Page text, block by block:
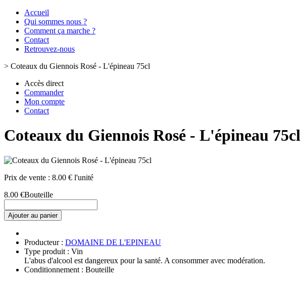
Accueil
Qui sommes nous ?
Comment ça marche ?
Contact
Retrouvez-nous
> Coteaux du Giennois Rosé - L'épineau 75cl
Accès direct
Commander
Mon compte
Contact
Coteaux du Giennois Rosé - L'épineau 75cl
Prix de vente : 8.00 € l'unité
8.00 €Bouteille
Ajouter au panier
Producteur : DOMAINE DE L'EPINEAU
Type produit : Vin
L'abus d'alcool est dangereux pour la santé. A consommer avec modération.
Conditionnement : Bouteille